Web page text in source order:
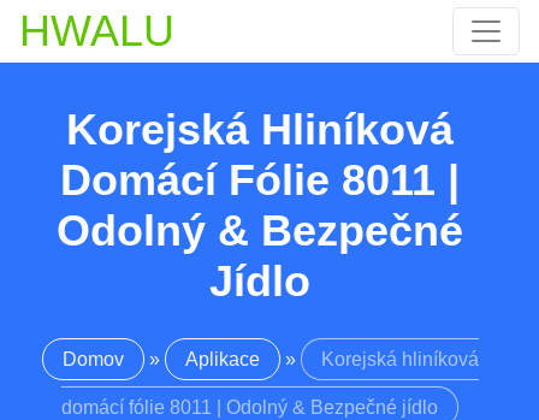
HWALU
Korejská Hliníková
Domácí Fólie 8011 |
Odolný & Bezpečné
Jídlo
Domov » Aplikace » Korejská hliníková
domácí fólie 8011 | Odolný & Bezpečné jídlo